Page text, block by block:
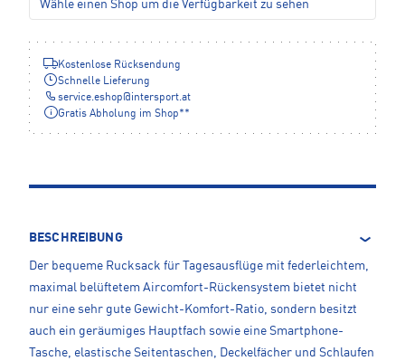
Wähle einen Shop um die Verfügbarkeit zu sehen
Kostenlose Rücksendung
Schnelle Lieferung
service.eshop@intersport.at
Gratis Abholung im Shop**
BESCHREIBUNG
Der bequeme Rucksack für Tagesausflüge mit federleichtem,
maximal belüftetem Aircomfort-Rückensystem bietet nicht
nur eine sehr gute Gewicht-Komfort-Ratio, sondern besitzt
auch ein geräumiges Hauptfach sowie eine Smartphone-
Tasche, elastische Seitentaschen, Deckelfächer und Schlaufen